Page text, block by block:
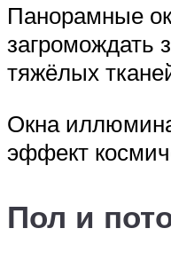
Панорамные
загромождать
тяжёлых
Окна
эффект
Пол и